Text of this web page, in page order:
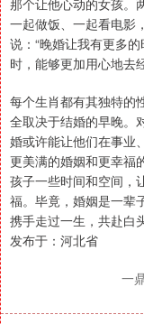
那个让他心动的女孩。
一起做饭、一起看电影
说：“晚婚让我有更多
时，能够更加用心地去
每个生肖都有其独特的
全取决于结婚的早晚。
婚或许能让他们在事业
更美满的婚姻和更幸福
孩子一些时间和空间，
福。毕竟，婚姻是一辈
携手走过一生，共赴白
发布于：河北省
一